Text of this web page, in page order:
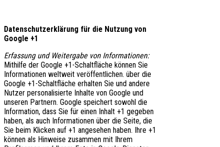
Datenschutzerklärung für die Nutzung von
Google +1
Erfassung und Weitergabe von Informationen:
Mithilfe der Google +1-Schaltfläche können Sie
Informationen weltweit veröffentlichen. über die
Google +1-Schaltfläche erhalten Sie und andere
Nutzer personalisierte Inhalte von Google und
unseren Partnern. Google speichert sowohl die
Information, dass Sie für einen Inhalt +1 gegeben
haben, als auch Informationen über die Seite, die
Sie beim Klicken auf +1 angesehen haben. Ihre +1
können als Hinweise zusammen mit Ihrem